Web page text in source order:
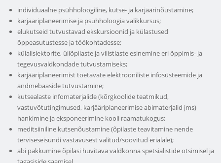
individuaalne psühholoogiline, kutse- ja karjäärinõustamine;
karjääriplaneerimise ja psühholoogia valikkursus;
elukutseid tutvustavad ekskursioonid ja külastused
õppeasutustesse ja töökohtadesse;
külalislektorite, üliõpilaste ja vilistlaste esinemine eri õppimis- ja
tegevusvaldkondade tutvustamiseks;
karjääriplaneerimist toetavate elektrooniliste infosüsteemide ja
andmebaaside tutvustamine;
kutsealaste infomaterjalide (kõrgkoolide teatmikud,
vastuvõtutingimused, karjääriplaneerimise abimaterjalid jms)
hankimine ja eksponeerimine kooli raamatukogus;
meditsiiniline kutsenõustamine (õpilaste teavitamine nende
terviseseisundi vastavusest valitud/soovitud erialale);
abi pakkumine õpilasi huvitava valdkonna spetsialistide otsimisel ja